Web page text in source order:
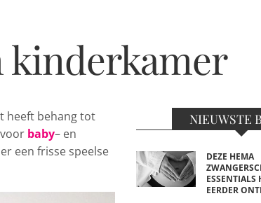
kinderkamer
heeft behang tot
baby– en
een frisse speelse
NIEUWSTE
DEZE HEMA
ESSENTIALS
EERDER